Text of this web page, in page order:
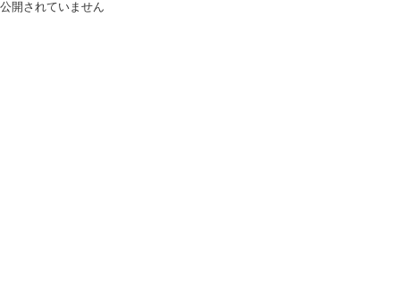
公開されていません